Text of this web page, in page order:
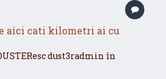
aici cati kilometri ai cu
dust3radmin în